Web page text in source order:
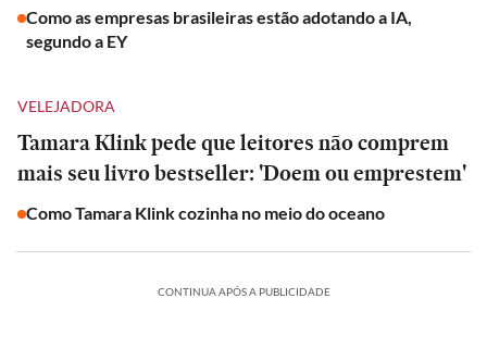
Como as empresas brasileiras estão adotando a IA,
segundo a EY
VELEJADORA
Tamara Klink pede que leitores não comprem
mais seu livro bestseller: 'Doem ou emprestem'
Como Tamara Klink cozinha no meio do oceano
CONTINUA APÓS A PUBLICIDADE